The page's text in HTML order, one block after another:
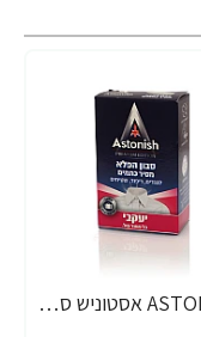
ASTONISH אסטוניש סבון הפלא מסיר כתמים משקל 75 גרם - מבית יעקבי